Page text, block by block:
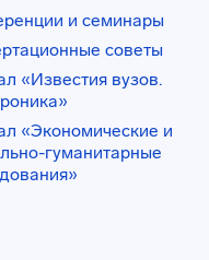
и семинары
советы
«Известия вузов.
«Экономические и
гуманитарные